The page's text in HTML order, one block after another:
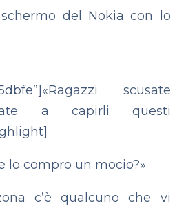
del Nokia con lo
scusate
a capirli questi
lo compro un mocio?»
c’è qualcuno che vi